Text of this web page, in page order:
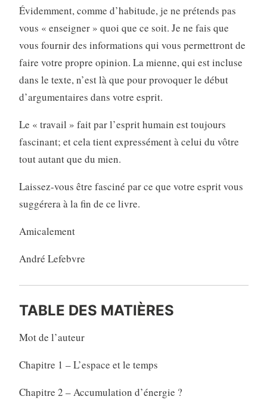
Évidemment, comme d’habitude, je ne prétends pas
vous « enseigner » quoi que ce soit. Je ne fais que
vous fournir des informations qui vous permettront de
faire votre propre opinion. La mienne, qui est incluse
dans le texte, n’est là que pour provoquer le début
d’argumentaires dans votre esprit.
Le « travail » fait par l’esprit humain est toujours
fascinant; et cela tient expressément à celui du vôtre
tout autant que du mien.
Laissez-vous être fasciné par ce que votre esprit vous
suggérera à la fin de ce livre.
Amicalement
André Lefebvre
TABLE DES MATIÈRES
Mot de l’auteur
Chapitre 1 – L’espace et le temps
Chapitre 2 – Accumulation d’énergie ?